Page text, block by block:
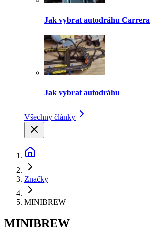
Jak vybrat autodráhu Carrera
Jak vybrat autodráhu
Všechny články
Značky
MINIBREW
MINIBREW